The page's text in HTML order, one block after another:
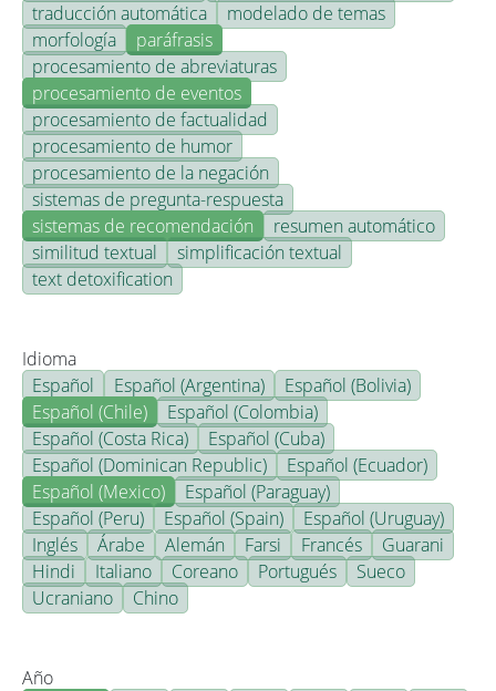
traducción automática
modelado de temas
morfología
paráfrasis
procesamiento de abreviaturas
procesamiento de eventos
procesamiento de factualidad
procesamiento de humor
procesamiento de la negación
sistemas de pregunta-respuesta
sistemas de recomendación
resumen automático
similitud textual
simplificación textual
text detoxification
Idioma
Español
Español (Argentina)
Español (Bolivia)
Español (Chile)
Español (Colombia)
Español (Costa Rica)
Español (Cuba)
Español (Dominican Republic)
Español (Ecuador)
Español (Mexico)
Español (Paraguay)
Español (Peru)
Español (Spain)
Español (Uruguay)
Inglés
Árabe Alemán Farsi Francés
Guarani
Hindi
Italiano Coreano Portugués
Sueco
Ucraniano
Chino
Año